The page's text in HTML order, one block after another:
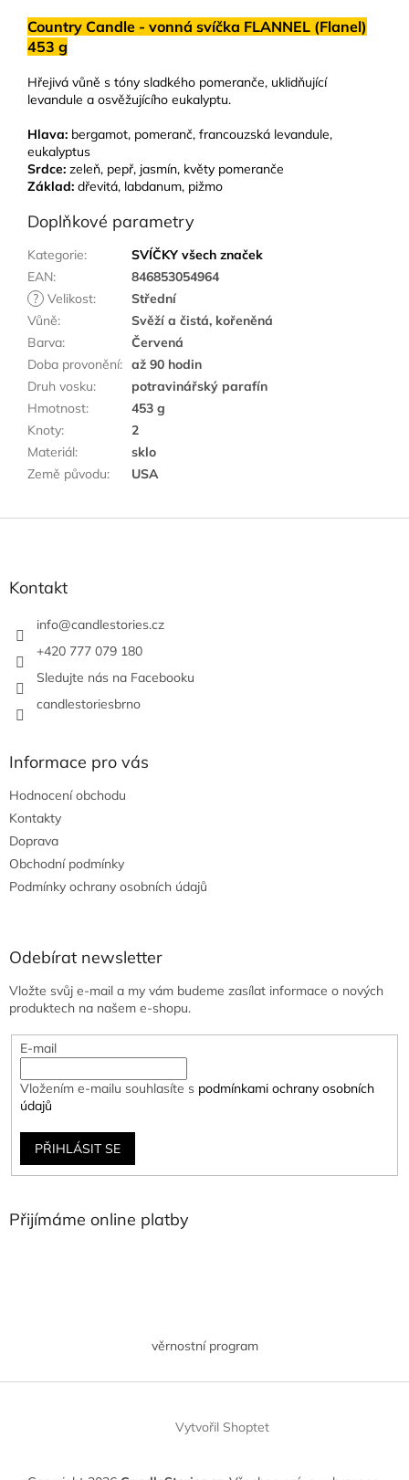
Country Candle - vonná svíčka FLANNEL (Flanel)
453 g
Hřejivá vůně s tóny sladkého pomeranče, uklidňující
levandule a osvěžujícího eukalyptu.
Hlava: bergamot, pomeranč, francouzská levandule,
eukalyptus
Srdce: zeleň, pepř, jasmín, květy pomeranče
Základ: dřevitá, labdanum, pižmo
Doplňkové parametry
Kategorie:
SVÍČKY všech značek
EAN:
846853054964
? Velikost:
Střední
Vůně:
Svěží a čistá, kořeněná
Barva:
Červená
Doba provonění: až 90 hodin
Druh vosku:
potravinářský parafín
Hmotnost:
453 g
Knoty:
2
Materiál:
sklo
Země původu: USA
Kontakt
info@candlestories.cz
+420 777 079 180
Sledujte nás na Facebooku
candlestoriesbrno
Informace pro vás
Hodnocení obchodu
Kontakty
Doprava
Obchodní podmínky
Podmínky ochrany osobních údajů
Odebírat newsletter
Vložte svůj e-mail a my vám budeme zasílat informace o nových
produktech na našem e-shopu.
E-mail
Vložením e-mailu souhlasíte s podmínkami ochrany osobních
údajů
PŘIHLÁSIT SE
Přijímáme online platby
věrnostní program
Vytvořil Shoptet